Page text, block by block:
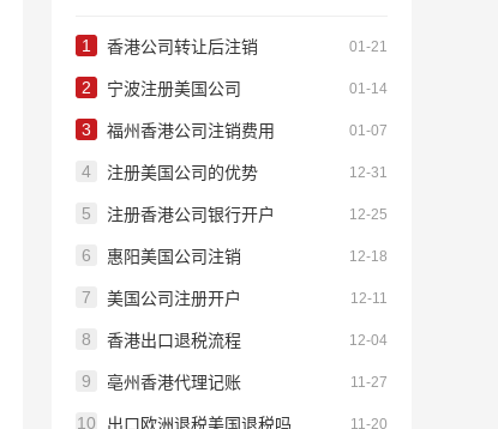
1 香港公司转让后注销 01-21
2 宁波注册美国公司 01-14
3 福州香港公司注销费用 01-07
4 注册美国公司的优势 12-31
5 注册香港公司银行开户 12-25
6 惠阳美国公司注销 12-18
7 美国公司注册开户 12-11
8 香港出口退税流程 12-04
9 亳州香港代理记账 11-27
10 出口欧洲退税美国退税吗 11-20